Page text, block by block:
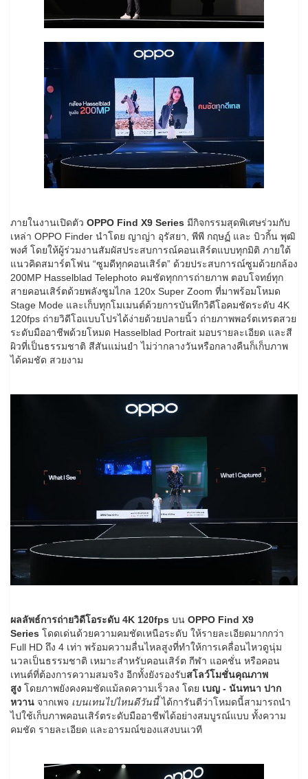
ภายในงานเปิดตัว OPPO Find X9 Series มีกิจกรรมสุดพิเศษร่วมกับ
เหล่า OPPO Finder นำโดย ญาญ่า อุรัสยา, พีพี กฤษฏ์ และ บิวกิ้น พุฒิ
พงศ์ โดยให้ผู้ร่วมงานสัมผัสประสบการณ์คอนเสิร์ตแบบทุกมิติ ภายใต้
แนวคิดสมาร์ตโฟน “ซูมดีทุกคอนเสิร์ต” ด้วยประสบการณ์ซูมด้วยกล้อง
200MP Hasselblad Telephoto คมชัดทุกการถ่ายภาพ ตอบโจทย์ทุก
สายคอนเสิร์ตด้วยพลังซูมไกล 120x Super Zoom ที่มาพร้อมโหมด
Stage Mode และเก็บทุกโมเมนต์ด้วยการบันทึกวิดีโอคมชัดระดับ 4K
120fps ถ่ายวิดีโอแบบโปรได้ง่ายด้วยปลายนิ้ว ถ่ายภาพพอร์ตเทรตสวย
ระดับมืออาชีพด้วยโหมด Hasselblad Portrait มอบรายละเอียด และสี
ผิวที่เป็นธรรมชาติ สีสันแม่นยำ ไม่ว่ากลางวันหรือกลางคืนก็เก็บภาพ
ได้คมชัด สวยงาม
ผลลัพธ์การถ่ายวิดีโอระดับ 4K 120fps บน OPPO Find X9
Series โดดเด่นด้วยความคมชัดเหนือระดับ ให้รายละเอียดมากกว่า
Full HD ถึง 4 เท่า พร้อมความลื่นไหลสูงที่ทำให้การเคลื่อนไหวดูนุ่ม
นวลเป็นธรรมชาติ เหมาะสำหรับคอนเสิร์ต กีฬา แอคชั่น หรือคอน
เทนต์ที่ต้องการความสมจริง อีกทั้งยังรองรับสโลว์โมชั่นคุณภาพ
สูง โดยภาพยังคงคมชัดแม้ลดความเร็วลง โดย เบญ - นันทนา ปาก
หวาน จากเพจ เบนเทนไปไหนดีวันนี้ได้การันตีว่าโหมดนี้สามารถนำ
ไปใช้เก็บภาพคอนเสิร์ตระดับมืออาชีพได้อย่างสมบูรณ์แบบ ทั้งความ
คมชัด รายละเอียด และอารมณ์ของแสงบนเวที